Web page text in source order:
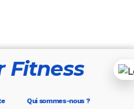
Fitness
Qui sommes-nous ?